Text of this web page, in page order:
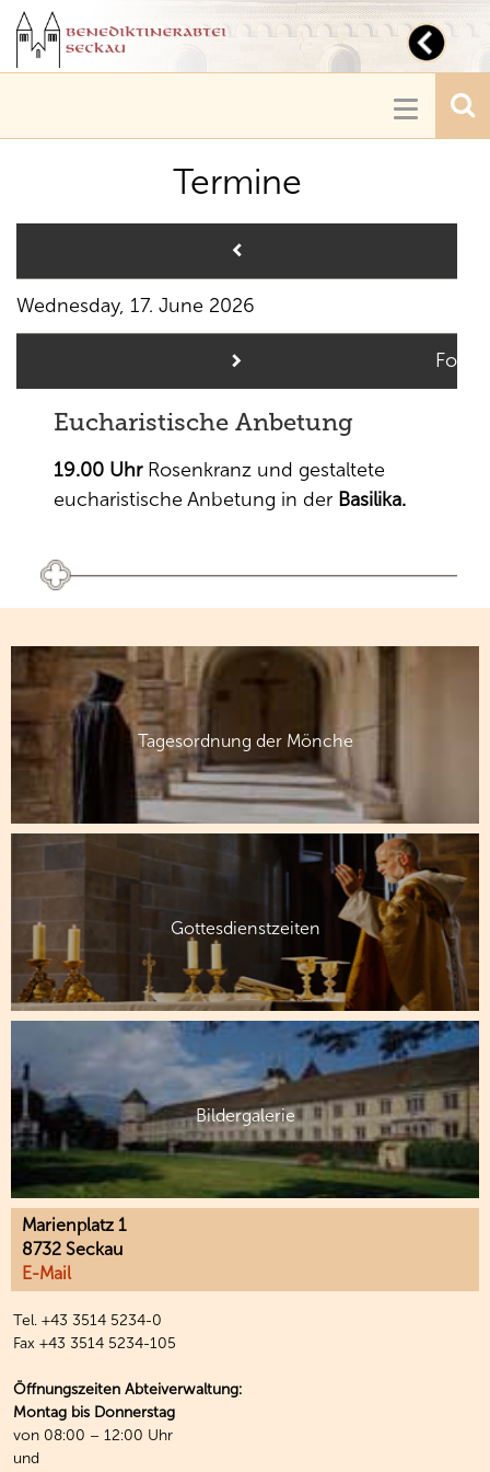
Toggle
Termine
Wednesday, 17. June 2026
Eucharistische Anbetung
19.00 UhrRosenkranz und gestaltete
eucharistische Anbetung in der Basilika.
Tagesordnung der Mönche
Gottesdienstzeiten
Bildergalerie
Marienplatz 1
8732 Seckau
E-Mail
Tel. +43 3514 5234-0
Fax +43 3514 5234-105
Öffnungszeiten Abteiverwaltung:
Montag bis Donnerstag
von 08:00 – 12:00 Uhr
und